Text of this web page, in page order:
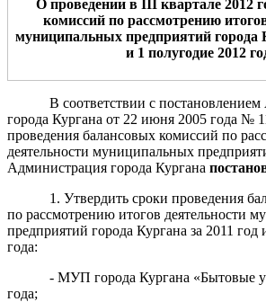
О проведении в III квартале 2012
комиссий по рассмотрению
муниципальных предприятий города
и 1 полугодие 2012
В соответствии с
города Кургана от 22 июня 2005 года №
проведения балансовых комиссий по
деятельности муниципальных
Администрация города Кургана
1. Утвердить сроки проведения
по рассмотрению итогов деятельности
предприятий города Кургана за 2011 год
года:
- МУП города Кургана «Бытовые
года;